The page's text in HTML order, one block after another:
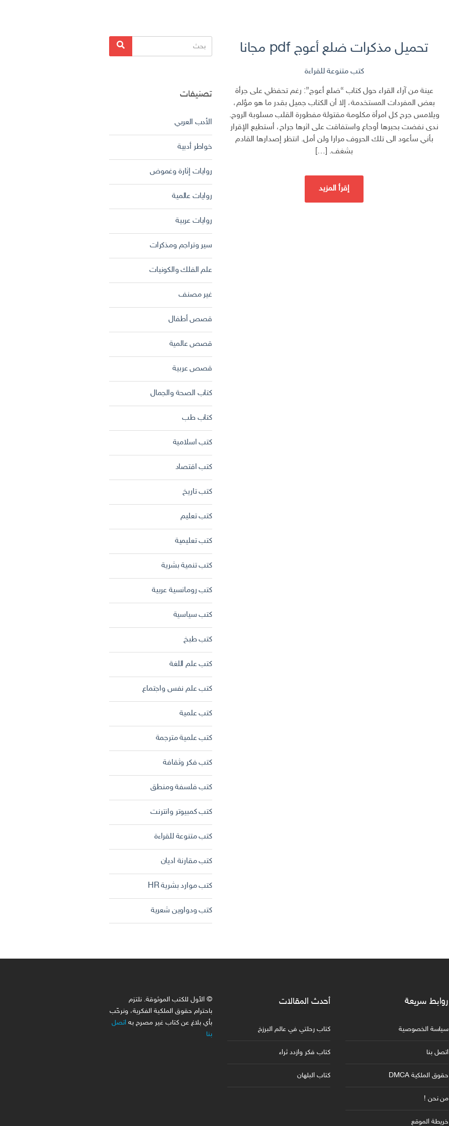
تحميل مذكرات ضلع أعوج pdf مجانا
كتب متنوعة للقراءة
عينة من آراء القراء حول كتاب “ضلع أعوج”: رغم تحفظي على جرأة
بعض المفردات المستخدمة، إلا أن الكتاب جميل بقدر ما هو مؤلم،
ويلامس جرح كل امرأة مكلومة مقتولة مفطورة القلب مسلوبة الروح.
ندى نفضت بحبرها أوجاع واستفاقت على اثرها جراح، أستطيع الإقرار
بأني سأعود الى تلك الحروف مرارا ولن أمل. انتظر إصدارها القادم
بشغف. […]
إقرأ المزيد
البحث
عن:
بحث
تصنيفات
الأدب العربي
خواطر أدبية
روايات إثارة وغموض
روايات عالمية
روايات عربية
سير وتراجم ومذكرات
علم الفلك والكونيات
غير مصنف
قصص أطفال
قصص عالمية
قصص عربية
كتاب الصحة والجمال
كتاب طب
كتب اسلامية
كتب اقتصاد
كتب تاريخ
كتب تعليم
كتب تعليمية
كتب تنمية بشرية
كتب رومانسية عربية
كتب سياسية
كتب طبخ
كتب علم اللغة
كتب علم نفس واجتماع
كتب علمية
كتب علمية مترجمة
كتب فكر وثقافة
كتب فلسفة ومنطق
كتب كمبيوتر وانترنت
كتب متنوعة للقراءة
كتب مقارنة اديان
كتب موارد بشرية HR
كتب ودواوين شعرية
روابط سريعة
سياسة الخصوصية
اتصل بنا
حقوق الملكية DMCA
من نحن !
خريطة الموقع
أحدث المقالات
كتاب رحلتي في عالم البرزخ
كتاب فكر وازدد ثراء
كتاب البلهان
© الأول للكتب الموثوقة. نلتزم
باحترام حقوق الملكية الفكرية، ونرحّب
بأي بلاغ عن كتاب غير مصرح به اتصل
بنا